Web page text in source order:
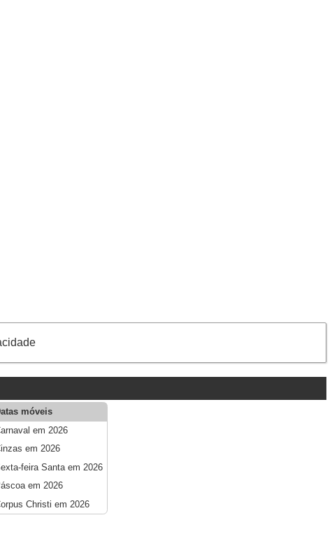
móveis
em 2026
em 2026
feira Santa em 2026
em 2026
Christi em 2026